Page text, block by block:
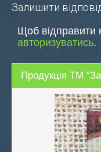
Залишити
Щоб відправити
авторизуватись.
Продукція ТМ